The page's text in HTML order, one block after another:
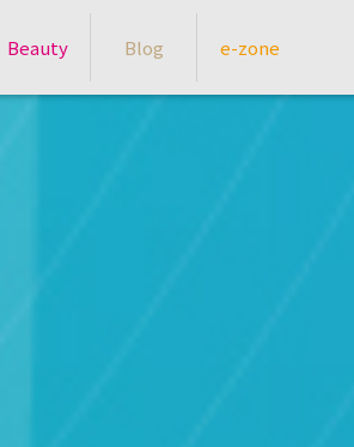
Beauty Blog e-zone